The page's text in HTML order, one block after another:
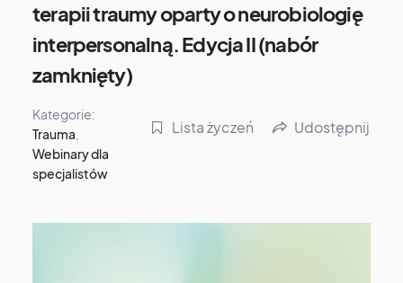
terapii traumy oparty o neurobiologię
interpersonalną. Edycja II (nabór
zamknięty)
Kategorie:
Trauma
Webinary dla
specjalistów
Lista życzeń Udostępnij